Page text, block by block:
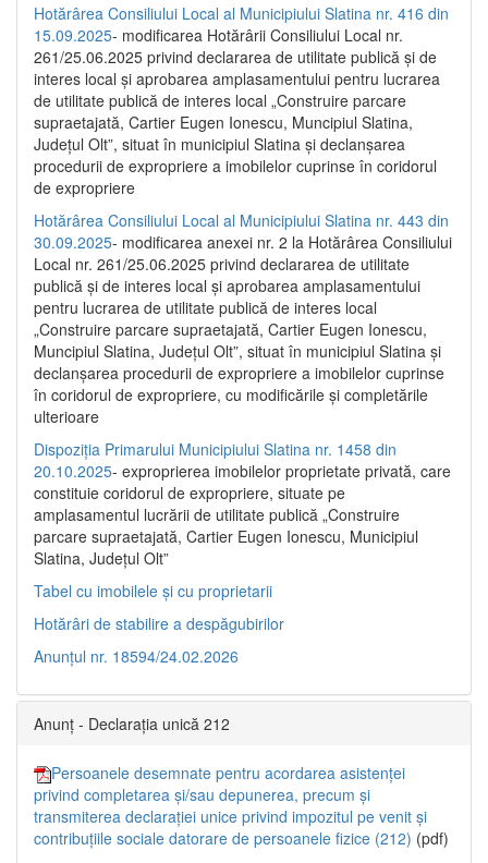
Hotărârea Consiliului Local al Municipiului Slatina nr. 416 din
15.09.2025- modificarea Hotărârii Consiliului Local nr.
261/25.06.2025 privind declararea de utilitate publică și de
interes local și aprobarea amplasamentului pentru lucrarea
de utilitate publică de interes local „Construire parcare
supraetajată, Cartier Eugen Ionescu, Muncipiul Slatina,
Județul Olt”, situat în municipiul Slatina și declanșarea
procedurii de expropriere a imobilelor cuprinse în coridorul
de expropriere
Hotărârea Consiliului Local al Municipiului Slatina nr. 443 din
30.09.2025- modificarea anexei nr. 2 la Hotărârea Consiliului
Local nr. 261/25.06.2025 privind declararea de utilitate
publică şi de interes local şi aprobarea amplasamentului
pentru lucrarea de utilitate publică de interes local
„Construire parcare supraetajată, Cartier Eugen Ionescu,
Muncipiul Slatina, Judeţul Olt”, situat în municipiul Slatina şi
declanşarea procedurii de expropriere a imobilelor cuprinse
în coridorul de expropriere, cu modificările şi completările
ulterioare
Dispoziția Primarului Municipiului Slatina nr. 1458 din
20.10.2025- exproprierea imobilelor proprietate privată, care
constituie coridorul de expropriere, situate pe
amplasamentul lucrării de utilitate publică „Construire
parcare supraetajată, Cartier Eugen Ionescu, Municipiul
Slatina, Județul Olt”
Tabel cu imobilele și cu proprietarii
Hotărâri de stabilire a despăgubirilor
Anunțul nr. 18594/24.02.2026
Anunț - Declarația unică 212
Persoanele desemnate pentru acordarea asistenței
privind completarea și/sau depunerea, precum și
transmiterea declarației unice privind impozitul pe venit și
contribuțiile sociale datorare de persoanele fizice (212) (pdf)